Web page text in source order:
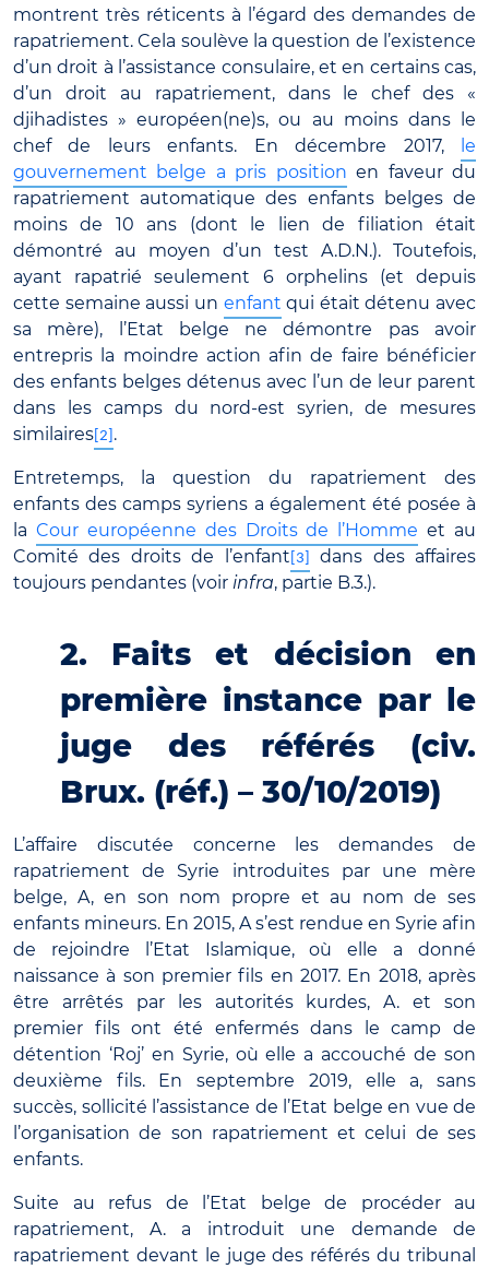
montrent très réticents à l’égard des demandes de
rapatriement. Cela soulève la question de l’existence
d’un droit à l’assistance consulaire, et en certains cas,
d’un droit au rapatriement, dans le chef des «
djihadistes » européen(ne)s, ou au moins dans le
chef de leurs enfants. En décembre 2017,
le
gouvernement belge a pris position en faveur du
rapatriement automatique des enfants belges de
moins de 10 ans (dont le lien de filiation était
démontré au moyen d’un test A.D.N.). Toutefois,
ayant rapatrié seulement 6 orphelins (et depuis
cette semaine aussi un enfant qui était détenu avec
sa mère), l’Etat belge ne démontre pas avoir
entrepris la moindre action afin de faire bénéficier
des enfants belges détenus avec l’un de leur parent
dans les camps du nord-est syrien, de mesures
similaires [2] .
Entretemps, la question du rapatriement des
enfants des camps syriens a également été posée à
la Cour européenne des Droits de l’Homme et au
Comité des droits de l’enfant [3]
dans des affaires
toujours pendantes (voir infra, partie B.3.).
2. Faits et décision en
première instance par le
juge des référés (civ.
Brux. (réf.) – 30/10/2019)
L’affaire discutée concerne les demandes de
rapatriement de Syrie introduites par une mère
belge, A, en son nom propre et au nom de ses
enfants mineurs. En 2015, A s’est rendue en Syrie afin
de rejoindre l’Etat Islamique, où elle a donné
naissance à son premier fils en 2017. En 2018, après
être arrêtés par les autorités kurdes, A. et son
premier fils ont été enfermés dans le camp de
détention ‘Roj’ en Syrie, où elle a accouché de son
deuxième fils. En septembre 2019, elle a, sans
succès, sollicité l’assistance de l’Etat belge en vue de
l’organisation de son rapatriement et celui de ses
enfants.
Suite au refus de l’Etat belge de procéder au
rapatriement, A. a introduit une demande de
rapatriement devant le juge des référés du tribunal